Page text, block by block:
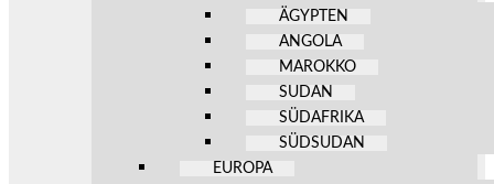
ÄGYPTEN
ANGOLA
MAROKKO
SUDAN
SÜDAFRIKA
SÜDSUDAN
EUROPA